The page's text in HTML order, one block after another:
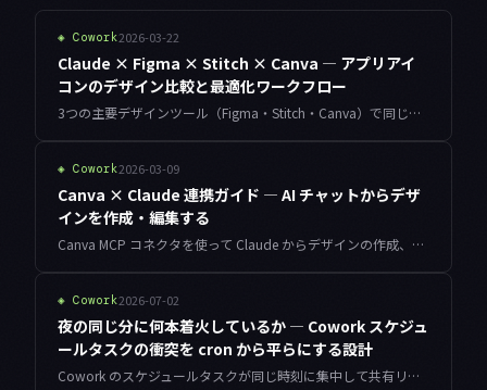
◈ Cowork2026-03-22
Claude × Figma × Stitch × Canva — アプリアイ
コンのデザイン比較と最適化ワークフロー
3つの主要デザインツール（Figma・Stitch・Canva）で同じアプリアイコンを実装し、特性・操作性・AI連携を比較。最適なワークフローを実践的に解説します。
◈ Cowork2026-03-09
Canva × Claude 連携ガイド — AI チャットからデザ
インを作成・編集する
Canva MCP コネクタを使って Claude からデザインの作成、検索、編集、エクスポートを行う方法を解説。ブランドキット連携やテンプレート活用も紹介します。
◈ Cowork2026-07-02
夜の同じ分に何本着火しているか — Cowork スケジュ
ールタスクの衝突を cron から平らにする設計
Cowork のスケジュールタスクが同じ時刻に集中して共有リソースを奪い合う問題を、cron 式から着火時刻を展開して衝突と並行度を数え、プレミアム枠を動かさずにピークだけを削る貪欲オフセットで平準化する設計を、動くコードと実測 before/after で解説します。